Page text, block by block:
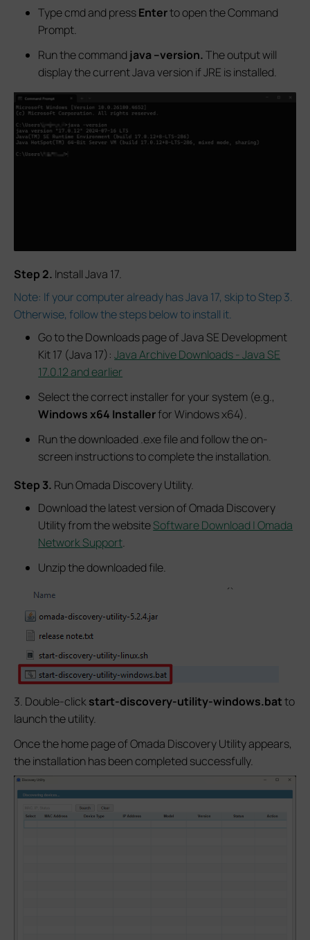
Type cmd and pressEnterto open the Command
Prompt.
Run the command java –version.The output will
display the current Java version if JRE is installed.
Step 2. Install Java 17.
Note: If your computer already has Java 17, skip to Step 3.
Otherwise, follow the steps below to install it.
Go to the Downloads page of Java SE Development
Kit 17 (Java 17):Java Archive Downloads - Java SE
17.0.12 and earlier
Select the correct installer for your system (e.g.,
Windows x64 Installerfor Windows x64).
Run the downloaded .exe file and follow the on-
screen instructions to complete the installation.
Step 3. Run Omada Discovery Utility.
Download the latest version of Omada Discovery
Utility from the websiteSoftware Download | Omada
Network Support.
Unzip the downloaded file.
3. Double-clickstart-discovery-utility-windows.batto
launch the utility.
Once the home page of Omada Discovery Utility appears,
the installation has been completed successfully.